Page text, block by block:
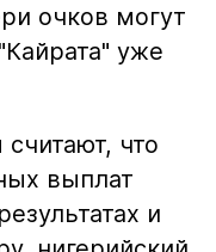
очков могут
уже
что
выплат
и